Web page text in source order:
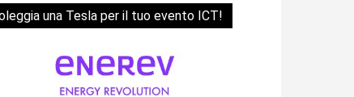
una Tesla per il tuo evento ICT!